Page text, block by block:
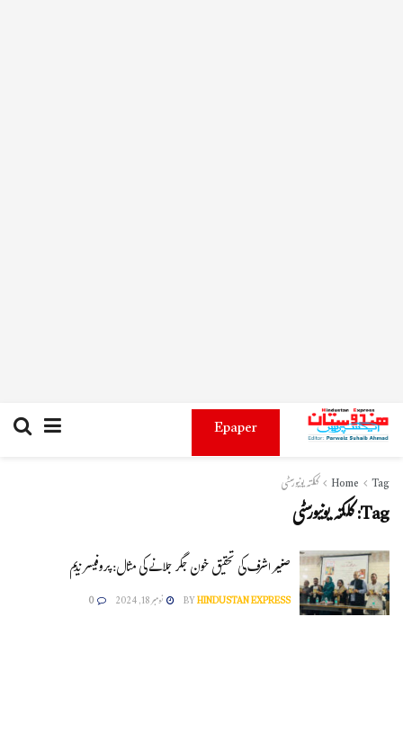
Epaper
Home Tag کلکتہ یونیورسٹی
Tag:کلکتہ یونیورسٹی
صغیر اشرف کی تحقیق خون جگر جلانے کی مثال: پروفیسر ندیم
BYHINDUSTAN EXPRESS نومبر 18, 2024 0